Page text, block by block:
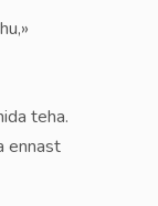
teha.
ennast